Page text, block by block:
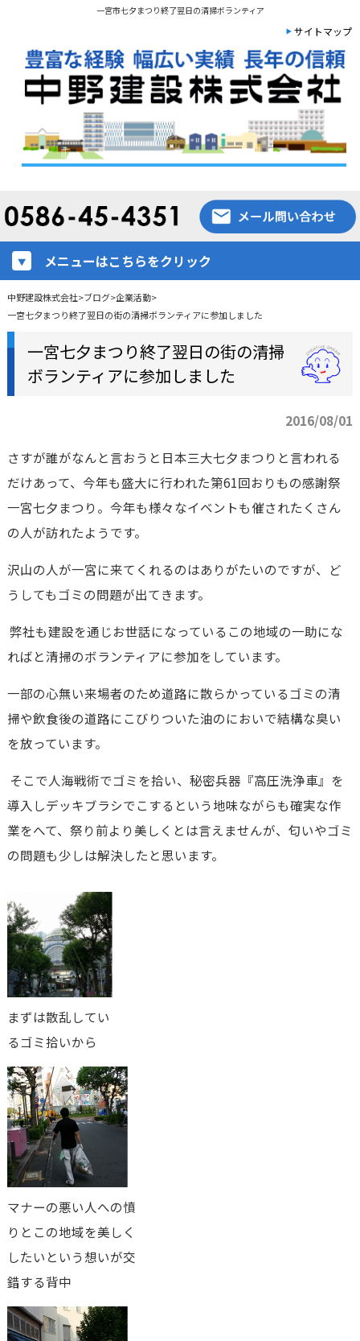
一宮市七夕まつり終了翌日の清掃ボランティア
サイトマップ
メニューはこちらをクリック
中野建設株式会社>ブログ>企業活動>
一宮七夕まつり終了翌日の街の清掃ボランティアに参加しました
一宮七夕まつり終了翌日の街の清掃
ボランティアに参加しました
2016/08/01
さすが誰がなんと言おうと日本三大七夕まつりと言われる
だけあって、今年も盛大に行われた第61回おりもの感謝祭
一宮七夕まつり。今年も様々なイベントも催されたくさん
の人が訪れたようです。
沢山の人が一宮に来てくれるのはありがたいのですが、ど
うしてもゴミの問題が出てきます。
弊社も建設を通じお世話になっているこの地域の一助にな
ればと清掃のボランティアに参加をしています。
一部の心無い来場者のため道路に散らかっているゴミの清
掃や飲食後の道路にこびりついた油のにおいで結構な臭い
を放っています。
そこで人海戦術でゴミを拾い、秘密兵器『高圧洗浄車』を
導入しデッキブラシでこするという地味ながらも確実な作
業をへて、祭り前より美しくとは言えませんが、匂いやゴミ
の問題も少しは解決したと思います。
まずは散乱してい
るゴミ拾いから
マナーの悪い人への憤
りとこの地域を美しく
したいという想いが交
錯する背中